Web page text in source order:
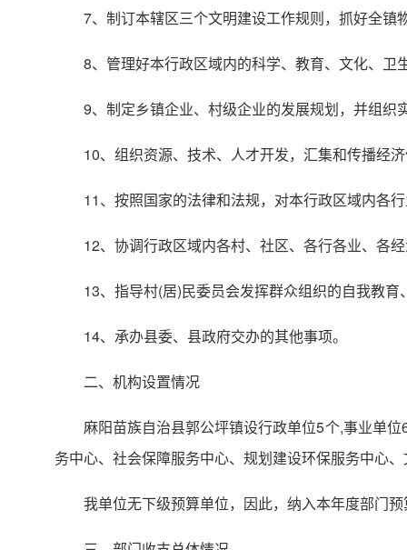
7、制订本辖区三个文明建设工作规则，抓好全
8、管理好本行政区域内的科学、教育、文化、
9、制定乡镇企业、村级企业的发展规划，并组织
10、组织资源、技术、人才开发，汇集和传播经
11、按照国家的法律和法规，对本行政区域内各
12、协调行政区域内各村、社区、各行各业、各
13、指导村(居)民委员会发挥群众组织的自我教
14、承办县委、县政府交办的其他事项。
二、机构设置情况
麻阳苗族自治县郭公坪镇设行政单位5个,事业单
务中心、社会保障服务中心、规划建设环保服务中心
我单位无下级预算单位，因此，纳入本年度部门